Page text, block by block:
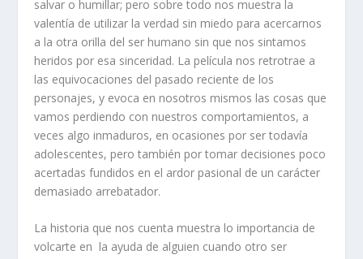
salvar o humillar; pero sobre todo nos muestra la
valentía de utilizar la verdad sin miedo para acercarnos
a la otra orilla del ser humano sin que nos sintamos
heridos por esa sinceridad. La película nos retrotrae a
las equivocaciones del pasado reciente de los
personajes, y evoca en nosotros mismos las cosas que
vamos perdiendo con nuestros comportamientos, a
veces algo inmaduros, en ocasiones por ser todavía
adolescentes, pero también por tomar decisiones poco
acertadas fundidos en el ardor pasional de un carácter
demasiado arrebatador.
La historia que nos cuenta muestra lo importancia de
volcarte en la ayuda de alguien cuando otro ser